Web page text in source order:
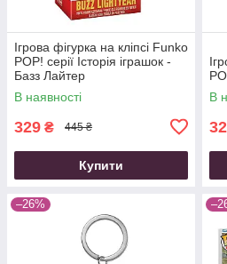
Ігрова фігурка на кліпсі Funko
POP! серії Історія іграшок -
Базз Лайтер
В наявності
329 ₴ 445 ₴
Купити
В
–26%